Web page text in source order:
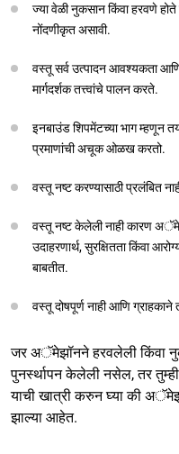
ज्या वेळी नुकसान किंवा हरवणे होते
नोंदणीकृत असावी.
वस्तू सर्व उत्पादन आवश्यकता आणि
मार्गदर्शक तत्त्वांचे पालन करते.
इनबाउंड शिपमेंटच्या भाग म्हणून
प्रमाणांची अचूक ओळख करतो.
वस्तू नष्ट करण्यासाठी प्रलंबित
वस्तू नष्ट केलेली नाही कारण
उदाहरणार्थ, सुरक्षितता किंवा
बाबतीत.
वस्तू दोषपूर्ण नाही आणि
जर अॅमेझॉनने हरवलेली किंवा
पुनर्स्थापन केलेली नसेल, तर
याची खात्री करुन घ्या की
झाल्या आहेत.